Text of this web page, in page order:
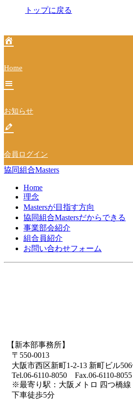
ー
ョ
ン
トップに戻る
Home
お知らせ
会員ログイン
協同組合Masters
Home
理念
Mastersが目指す方向
協同組合Mastersだからできる
事業部会紹介
組合員紹介
お問い合わせフォーム
【新本部事務所】
〒550-0013
大阪市西区新町1-2-13 新町ビル
Tel.06-6110-8050 Fax.06-6110-8055
※最寄り駅：大阪メトロ 四つ橋線
下車徒歩5分